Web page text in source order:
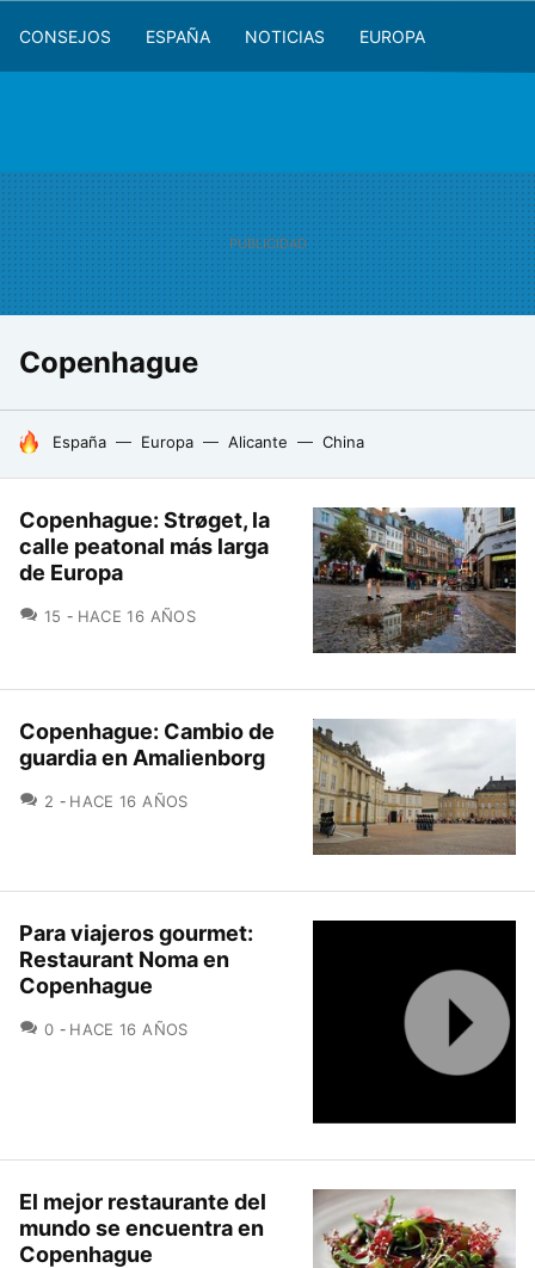
CONSEJOS ESPAÑA NOTICIAS EUROPA
Copenhague
HOY SE HABLA DE
España Europa Alicante China
Copenhague: Strøget, la
calle peatonal más larga
de Europa
15 COMENTARIOS
HACE 16 AÑOS
Copenhague: Cambio de
guardia en Amalienborg
2 COMENTARIOS
HACE 16 AÑOS
Para viajeros gourmet:
Restaurant Noma en
Copenhague
0 COMENTARIOS
HACE 16 AÑOS
El mejor restaurante del
mundo se encuentra en
Copenhague